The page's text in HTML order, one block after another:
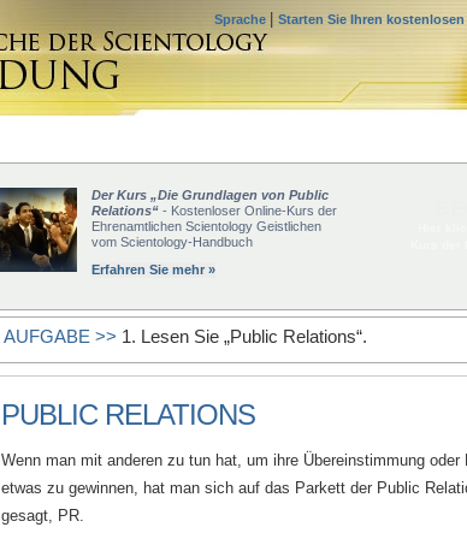
Sprache Starten Sie Ihren
Der Kurs „Die Grundlagen von Public
Relations“ - Kostenloser Online-Kurs der
Ehrenamtlichen Scientology Geistlichen
vom Scientology-Handbuch
Erfahren Sie mehr »
AUFGABE >> 1. Lesen Sie „Public Relations“.
PUBLIC RELATIONS
Wenn man mit anderen zu tun hat, um ihre Übereinstimmung
etwas zu gewinnen, hat man sich auf das Parkett der Public
gesagt, PR.